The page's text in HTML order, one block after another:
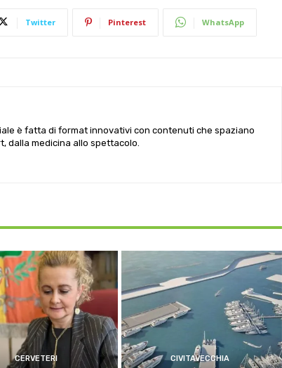
Twitter Pinterest WhatsApp
è fatta di format innovativi con contenuti che spaziano
dalla medicina allo spettacolo.
CERVETERI CIVITAVECCHIA